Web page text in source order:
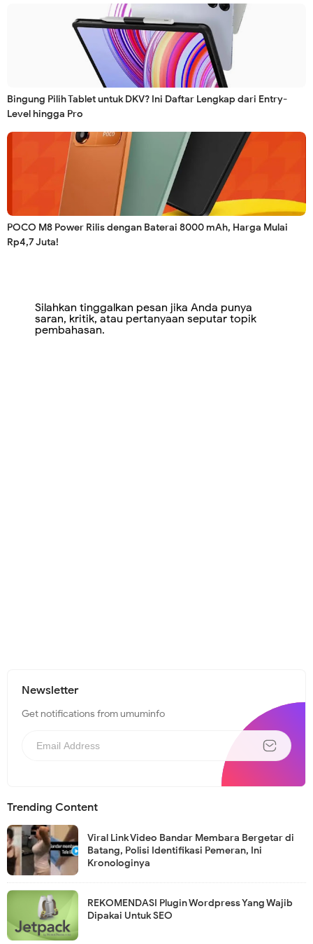
Bingung Pilih Tablet untuk DKV? Ini Daftar Lengkap dari Entry-
Level hingga Pro
POCO M8 Power Rilis dengan Baterai 8000 mAh, Harga Mulai
Rp4,7 Juta!
Silahkan tinggalkan pesan jika Anda punya
saran, kritik, atau pertanyaan seputar topik
pembahasan.
Newsletter
Get notifications from umuminfo
Trending Content
Viral Link Video Bandar Membara Bergetar di
Batang, Polisi Identifikasi Pemeran, Ini
Kronologinya
REKOMENDASI Plugin Wordpress Yang Wajib
Dipakai Untuk SEO